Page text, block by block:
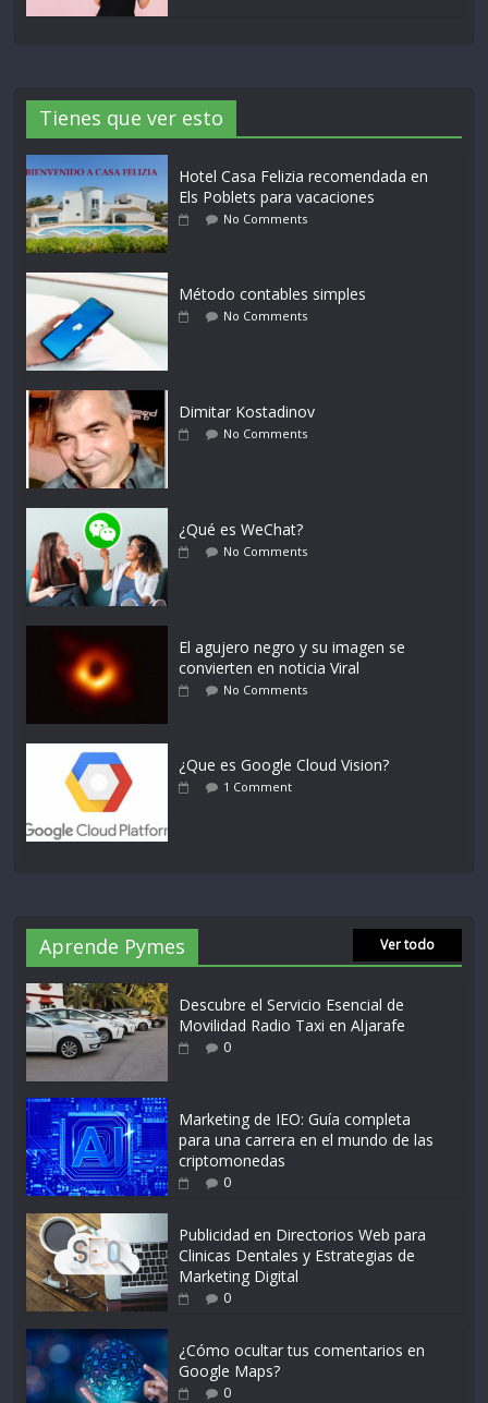
Tienes que ver esto
Hotel Casa Felizia recomendada en
Els Poblets para vacaciones
No Comments
Método contables simples
No Comments
Dimitar Kostadinov
No Comments
¿Qué es WeChat?
No Comments
El agujero negro y su imagen se
convierten en noticia Viral
No Comments
¿Que es Google Cloud Vision?
1 Comment
Aprende Pymes Ver todo
Descubre el Servicio Esencial de
Movilidad Radio Taxi en Aljarafe
0
Marketing de IEO: Guía completa
para una carrera en el mundo de las
criptomonedas
0
Publicidad en Directorios Web para
Clinicas Dentales y Estrategias de
Marketing Digital
0
¿Cómo ocultar tus comentarios en
Google Maps?
0